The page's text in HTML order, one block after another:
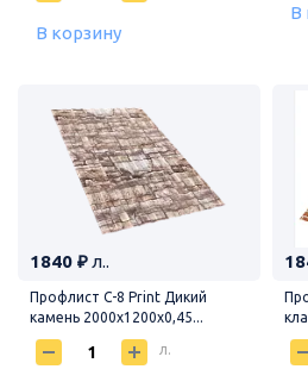
В корзину
В
1840 ₽ л..
Профлист С-8 Print Дикий
камень 2000х1200х0,45...
л.